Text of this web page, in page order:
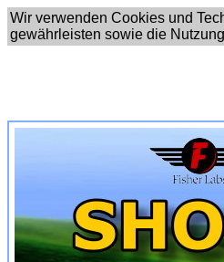
Wir verwenden Cookies und
gewährleisten sowie die